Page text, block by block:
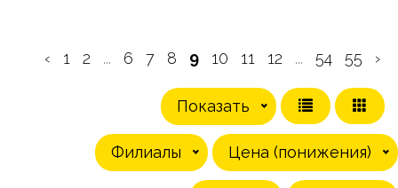
‹ 1 2 ... 6 7 8 9 10 11 12 ... 54 55 ›
Показать
Цена (понижения)
Филиалы